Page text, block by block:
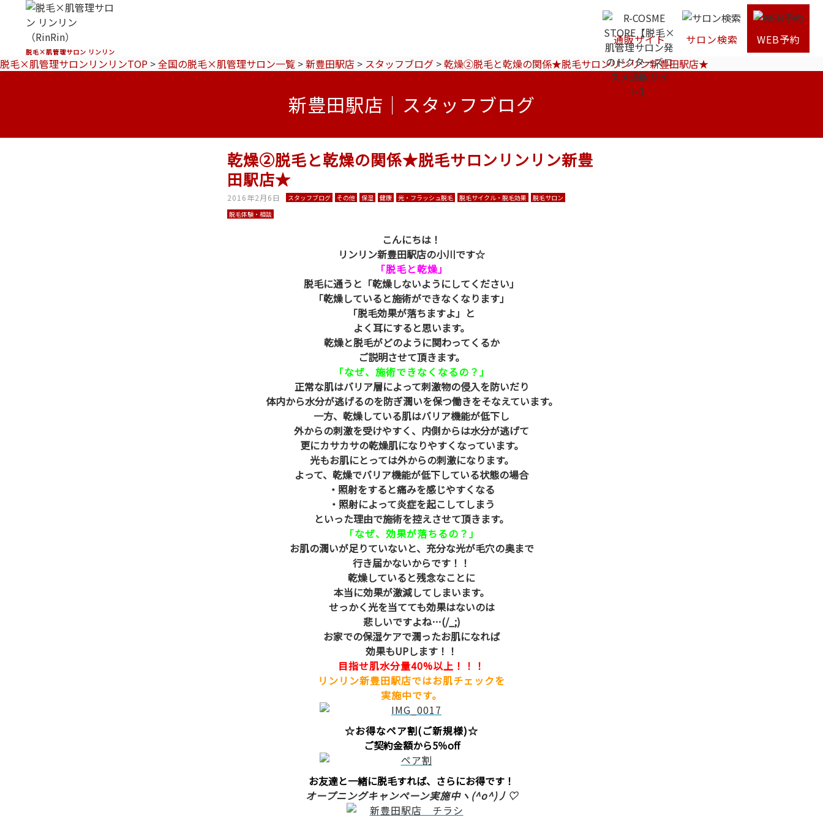
脱毛×肌管理サロン リンリン
通販サイト サロン検索
WEB予約
脱毛×肌管理サロンリンリンTOP >全国の脱毛×肌管理サロン一覧 >新豊田駅店 > スタッフブログ >乾燥②脱毛と乾燥の関係★脱毛サロンリンリン新豊田駅店★
新豊田駅店｜スタッフブログ
乾燥②脱毛と乾燥の関係★脱毛サロンリンリン新豊
田駅店★
2016年2月6日 スタッフブログ その他 保湿 健康 光・フラッシュ脱毛 脱毛サイクル・脱毛効果
脱毛サロン
脱毛体験・相談
こんにちは！
リンリン新豊田駅店の小川です☆
「脱毛と乾燥」
脱毛に通うと「乾燥しないようにしてください」
「乾燥していると施術ができなくなります」
「脱毛効果が落ちますよ」と
よく耳にすると思います。
乾燥と脱毛がどのように関わってくるか
ご説明させて頂きます。
「なぜ、施術できなくなるの？」
正常な肌はバリア層によって刺激物の侵入を防いだり
体内から水分が逃げるのを防ぎ潤いを保つ働きをそなえています。
一方、乾燥している肌はバリア機能が低下し
外からの刺激を受けやすく、内側からは水分が逃げて
更にカサカサの乾燥肌になりやすくなっています。
光もお肌にとっては外からの刺激になります。
よって、乾燥でバリア機能が低下している状態の場合
・照射をすると痛みを感じやすくなる
・照射によって炎症を起こしてしまう
といった理由で施術を控えさせて頂きます。
「なぜ、効果が落ちるの？」
お肌の潤いが足りていないと、充分な光が毛穴の奥まで
行き届かないからです！！
乾燥していると残念なことに
本当に効果が激減してしまいます。
せっかく光を当てても効果はないのは
悲しいですよね…(/_;)
お家での保湿ケアで潤ったお肌になれば
効果もUPします！！
目指せ肌水分量40%以上！！！
リンリン新豊田駅店ではお肌チェックを
実施中です。
☆お得なペア割(ご新規様)☆
ご契約金額から5％off
お友達と一緒に脱毛すれば、さらにお得です！
オープニングキャンペーン実施中ヽ(^o^)丿♡